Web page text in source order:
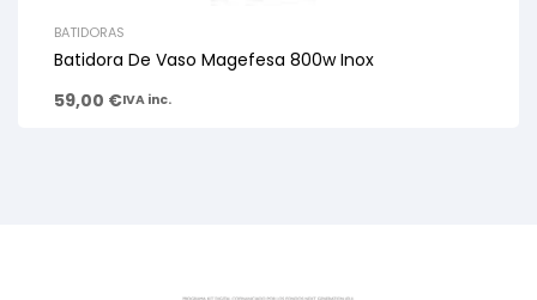
BATIDORAS
Batidora De Vaso Magefesa 800w Inox
59,00 €IVA inc.